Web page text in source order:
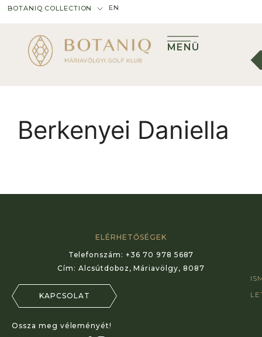
BOTANIQ COLLECTION EN
MENÜ
Berkenyei Daniella
ELÉRHETŐSÉGEK
Telefonszám:+36 70 978 5687
Cím: Alcsútdoboz, Máriavölgy, 8087
KAPCSOLAT
Ossza meg véleményét!